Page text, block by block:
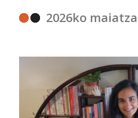
2026ko